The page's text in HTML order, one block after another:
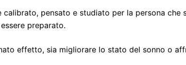
pensato e studiato per la persona che
preparato.
effetto, sia migliorare lo stato del sonno o